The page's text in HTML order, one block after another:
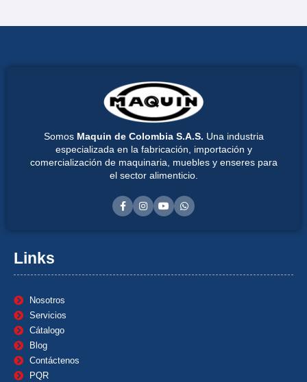
Somos Maquin de Colombia S.A.S. Una industria
especializada en la fabricación, importación y
comercialización de maquinaria, muebles y enseres para
el sector alimenticio.
Links
Nosotros
Servicios
Cátalogo
Blog
Contáctenos
PQR